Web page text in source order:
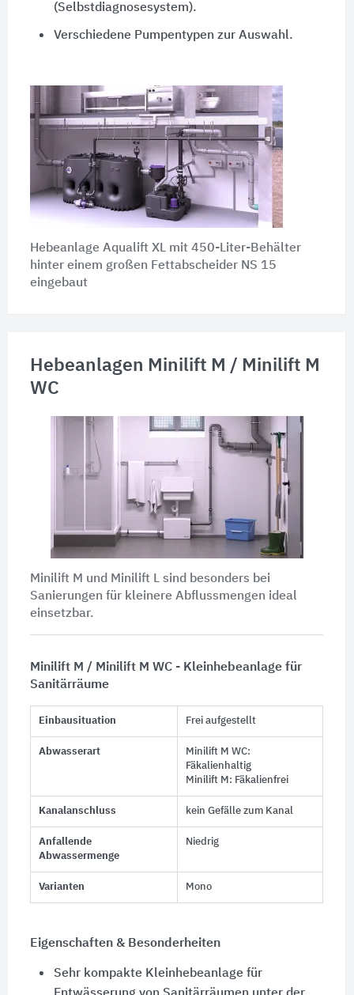
(Selbstdiagnosesystem).
Verschiedene Pumpentypen zur Auswahl.
Hebeanlage Aqualift XL mit 450-Liter-Behälter
hinter einem großen Fettabscheider NS 15
eingebaut
Hebeanlagen Minilift M / Minilift M
WC
Minilift M und Minilift L sind besonders bei
Sanierungen für kleinere Abflussmengen ideal
einsetzbar.
Minilift M / Minilift M WC - Kleinhebeanlage für
Sanitärräume
Einbausituation Frei aufgestellt
Abwasserart
Minilift M WC:
Fäkalienhaltig
Minilift M: Fäkalienfrei
Kanalanschluss kein Gefälle zum Kanal
Anfallende
Abwassermenge
Niedrig
Varianten Mono
Eigenschaften & Besonderheiten
Sehr kompakte Kleinhebeanlage für